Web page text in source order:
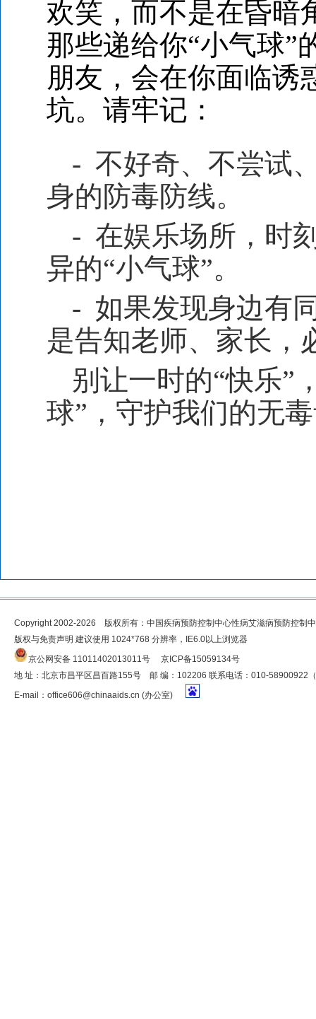
欢笑，而不是在昏暗
那些递给你“小气球”
朋友，会在你面临诱
坑。请牢记：
- 不好奇、不尝试
身的防毒防线。
- 在娱乐场所，时
异的“小气球”。
- 如果发现身边有
是告知老师、家长，
别让一时的“快乐”
球”，守护我们的无
Copyright 2002-2026 版权所有：中国疾病预防控制中心性病艾滋病预防控制
版权与免责声明 建议使用 1024*768 分辨率，IE6.0以上浏览器
京公网安备 11011402013011号
京ICP备15059134号
地 址：北京市昌平区昌百路155号 邮 编：102206 联系电话：010-58900922
E-mail： office606@chinaaids.cn (办公室)